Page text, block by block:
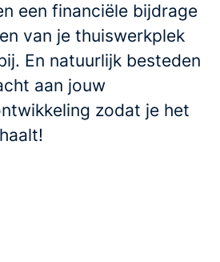
een financiële bijdrage
van je thuiswerkplek
En natuurlijk besteden
aan jouw
zodat je het